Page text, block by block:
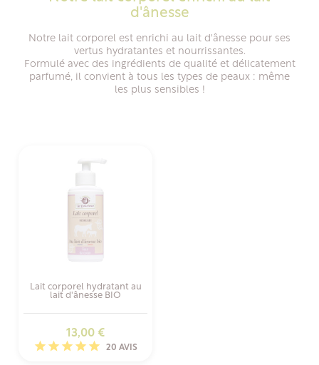
d'ânesse
Notre lait corporel est enrichi au lait d'ânesse pour ses
vertus hydratantes et nourrissantes.
Formulé avec des ingrédients de qualité et délicatement
parfumé, il convient à tous les types de peaux : même
les plus sensibles !
Lait corporel hydratant au
lait d'ânesse BIO
Prix
13,00 €
20 AVIS